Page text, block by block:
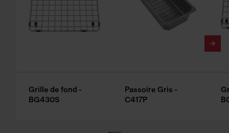
Grille de fond -
BG430S
Passoire Gris -
C417P